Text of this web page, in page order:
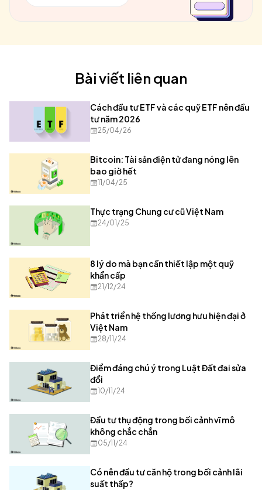
Bài viết liên quan
Cách đầu tư ETF và các quỹ ETF nên đầu
tư năm 2026
25/04/26
Bitcoin: Tài sản điện tử đang nóng lên
bao giờ hết
11/04/25
Thực trạng Chung cư cũ Việt Nam
24/01/25
8 lý do mà bạn cần thiết lập một quỹ
khẩn cấp
21/12/24
Phát triển hệ thống lương hưu hiện đại ở
Việt Nam
28/11/24
Điểm đáng chú ý trong Luật Đất đai sửa
đổi
10/11/24
Đầu tư thụ động trong bối cảnh vĩ mô
không chắc chắn
05/11/24
Có nên đầu tư căn hộ trong bối cảnh lãi
suất thấp?